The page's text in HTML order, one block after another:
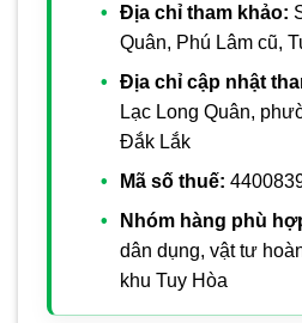
Địa chỉ tham khảo:
Quân, Phú Lâm cũ,
Địa chỉ cập nhật
Lạc Long Quân,
Đắk Lắk
Mã số thuế:
Nhóm hàng phù
dân dụng, vật tư
khu Tuy Hòa